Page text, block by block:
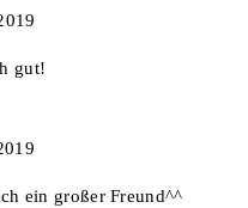
gut!
ein großer Freund^^